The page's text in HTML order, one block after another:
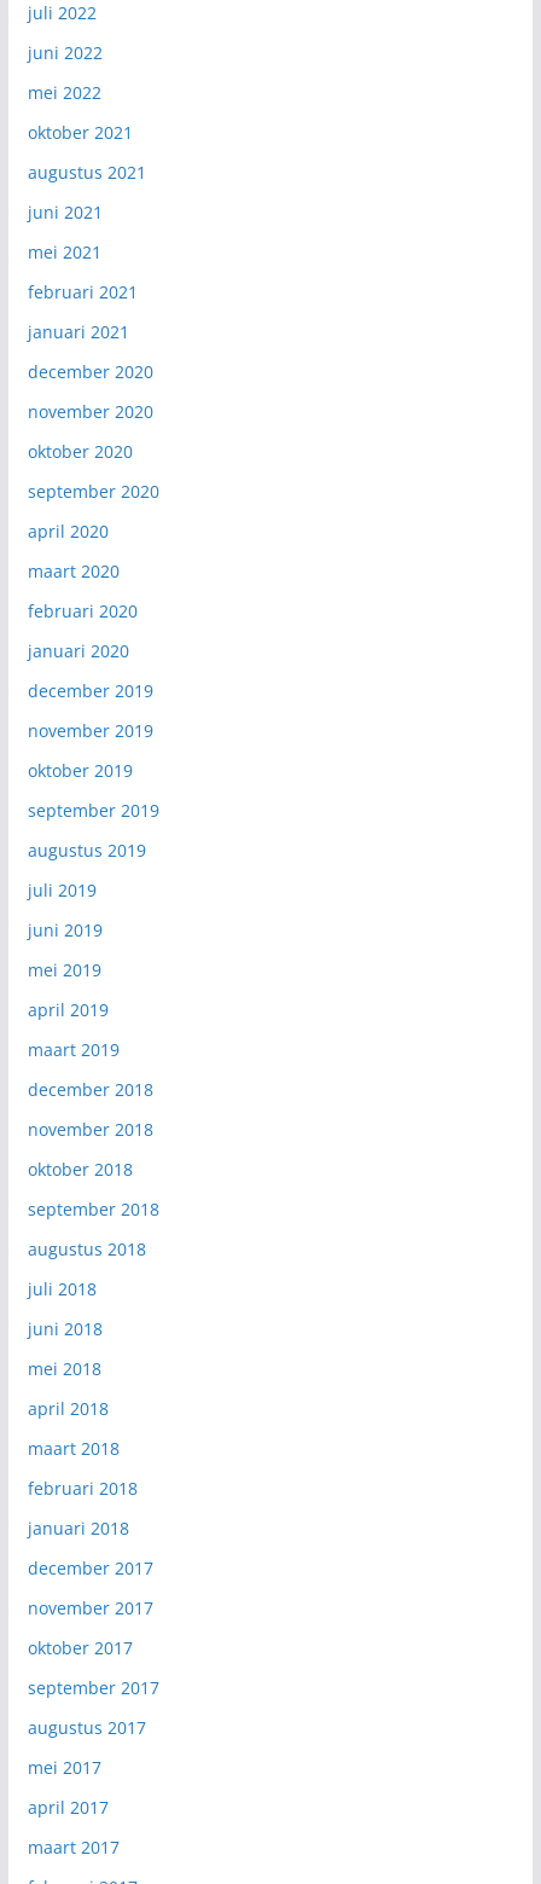
juli 2022
juni 2022
mei 2022
oktober 2021
augustus 2021
juni 2021
mei 2021
februari 2021
januari 2021
december 2020
november 2020
oktober 2020
september 2020
april 2020
maart 2020
februari 2020
januari 2020
december 2019
november 2019
oktober 2019
september 2019
augustus 2019
juli 2019
juni 2019
mei 2019
april 2019
maart 2019
december 2018
november 2018
oktober 2018
september 2018
augustus 2018
juli 2018
juni 2018
mei 2018
april 2018
maart 2018
februari 2018
januari 2018
december 2017
november 2017
oktober 2017
september 2017
augustus 2017
mei 2017
april 2017
maart 2017